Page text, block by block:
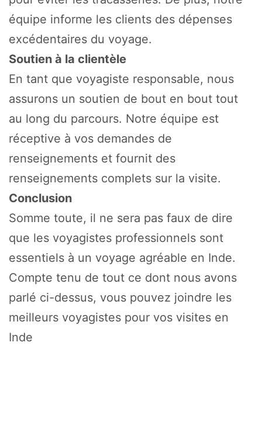
équipe informe les clients des dépenses
excédentaires du voyage.
Soutien à la clientèle
En tant que voyagiste responsable, nous
assurons un soutien de bout en bout tout
au long du parcours. Notre équipe est
réceptive à vos demandes de
renseignements et fournit des
renseignements complets sur la visite.
Conclusion
Somme toute, il ne sera pas faux de dire
que les voyagistes professionnels sont
essentiels à un voyage agréable en Inde.
Compte tenu de tout ce dont nous avons
parlé ci-dessus, vous pouvez joindre les
meilleurs voyagistes pour vos visites en
Inde